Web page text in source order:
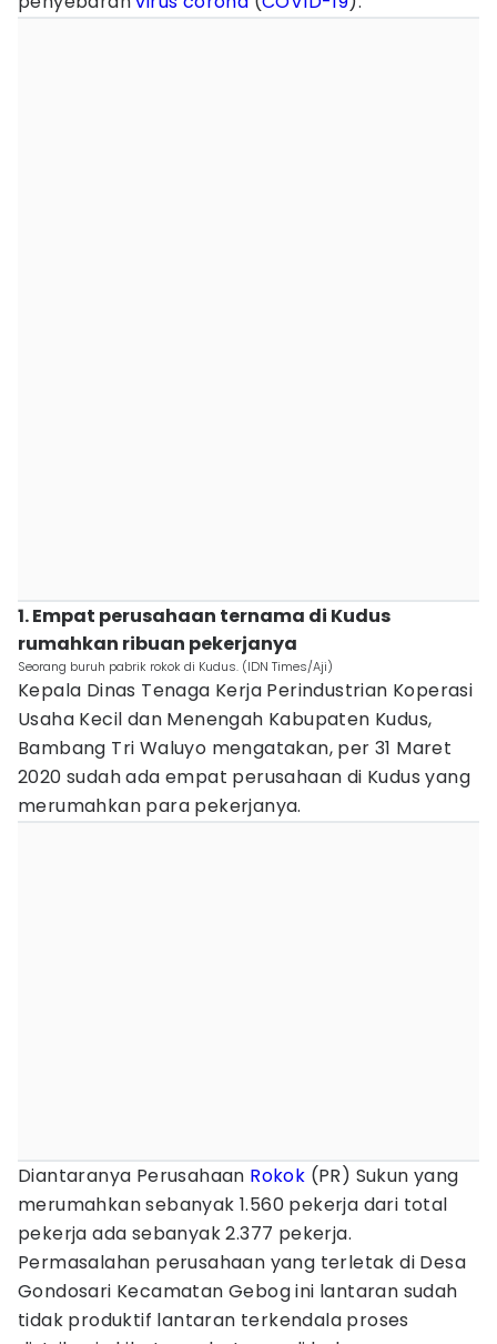
1. Empat perusahaan ternama di Kudus
rumahkan ribuan pekerjanya
Seorang buruh pabrik rokok di Kudus. (IDN Times/Aji)
Kepala Dinas Tenaga Kerja Perindustrian Koperasi
Usaha Kecil dan Menengah Kabupaten Kudus,
Bambang Tri Waluyo mengatakan, per 31 Maret
2020 sudah ada empat perusahaan di Kudus yang
merumahkan para pekerjanya.
Diantaranya Perusahaan Rokok (PR) Sukun yang
merumahkan sebanyak 1.560 pekerja dari total
pekerja ada sebanyak 2.377 pekerja.
Permasalahan perusahaan yang terletak di Desa
Gondosari Kecamatan Gebog ini lantaran sudah
tidak produktif lantaran terkendala proses